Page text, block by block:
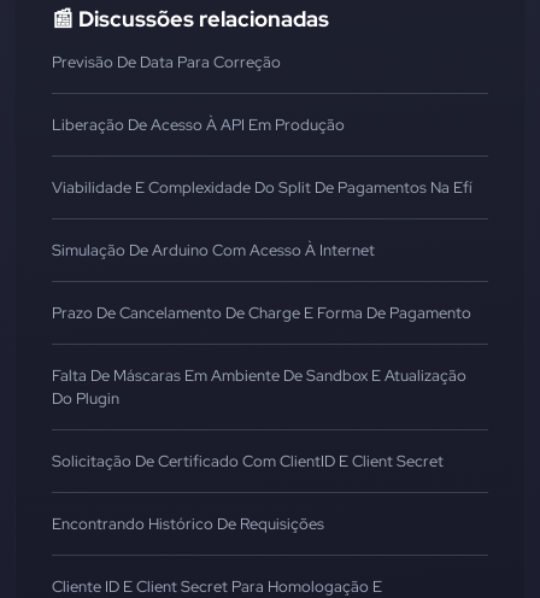
📰 Discussões relacionadas
Previsão De Data Para Correção
Liberação De Acesso À API Em Produção
Viabilidade E Complexidade Do Split De Pagamentos Na Efí
Simulação De Arduino Com Acesso À Internet
Prazo De Cancelamento De Charge E Forma De Pagamento
Falta De Máscaras Em Ambiente De Sandbox E Atualização
Do Plugin
Solicitação De Certificado Com ClientID E Client Secret
Encontrando Histórico De Requisições
Cliente ID E Client Secret Para Homologação E